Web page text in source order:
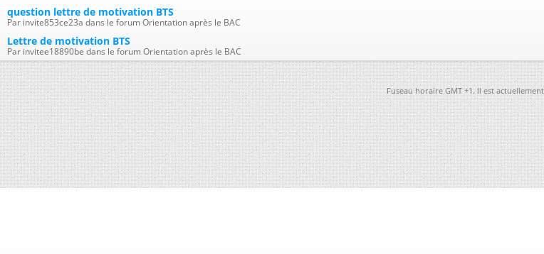
question lettre de motivation BTS
Par invite853ce23a dans le forum Orientation après le BAC
Lettre de motivation BTS
Par invitee18890be dans le forum Orientation après le BAC
Fuseau horaire GMT +1. Il est